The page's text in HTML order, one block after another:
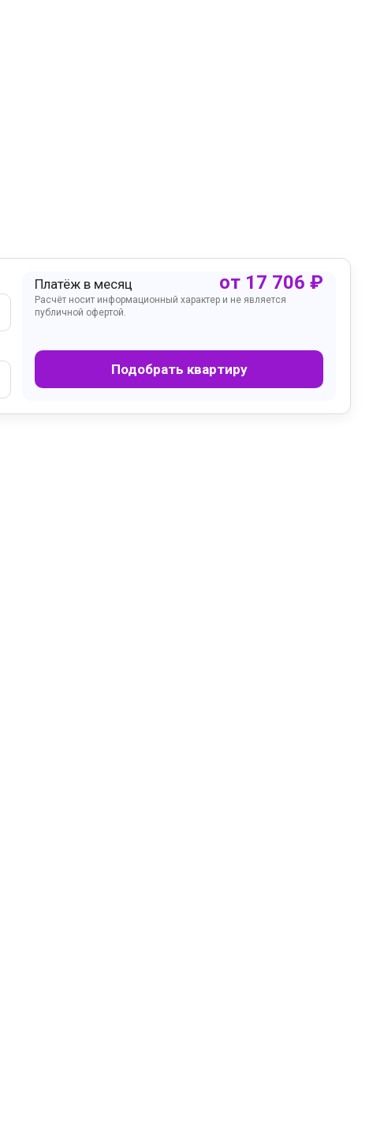
Платёж в месяц от 17 706 ₽
Расчёт носит информационный характер и не является
публичной офертой.
Подобрать квартиру